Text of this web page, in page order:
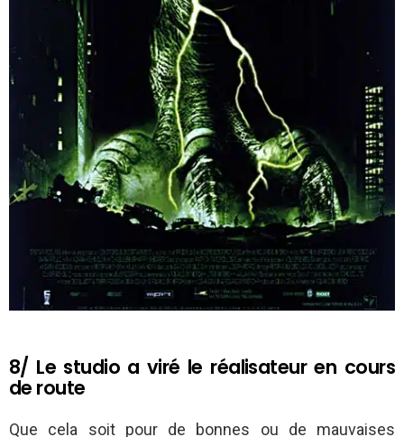
8/ Le studio a viré le réalisateur en cours
de route
Que cela soit pour de bonnes ou de mauvaises